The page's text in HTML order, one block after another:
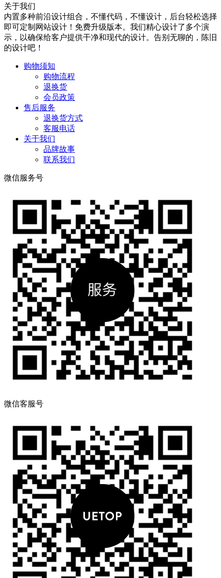
关于我们
内置多种前沿设计组合，不懂代码，不懂设计，后台轻松选择
即可定制网站设计！免费升级版本。我们精心设计了多个演
示，以确保给客户提供干净和现代的设计。告别无聊的，陈旧
的设计吧！
购物须知
购物流程
退换货
会员政策
售后服务
退换货方式
客服电话
关于我们
品牌故事
联系我们
微信服务号
微信客服号